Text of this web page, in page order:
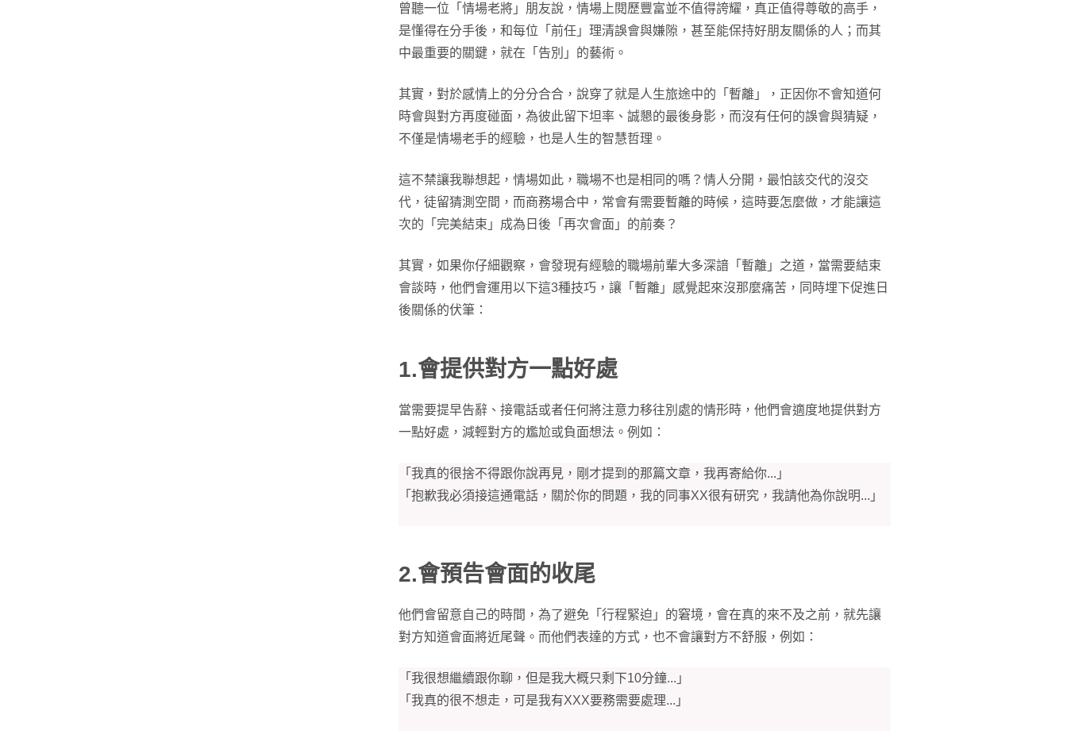
曾聽一位「情場老將」朋友說，情場上閱歷豐富並不值得誇耀，真正值得尊敬的高手，
是懂得在分手後，和每位「前任」理清誤會與嫌隙，甚至能保持好朋友關係的人；而其
中最重要的關鍵，就在「告別」的藝術。
其實，對於感情上的分分合合，說穿了就是人生旅途中的「暫離」，正因你不會知道何
時會與對方再度碰面，為彼此留下坦率、誠懇的最後身影，而沒有任何的誤會與猜疑，
不僅是情場老手的經驗，也是人生的智慧哲理。
這不禁讓我聯想起，情場如此，職場不也是相同的嗎？情人分開，最怕該交代的沒交
代，徒留猜測空間，而商務場合中，常會有需要暫離的時候，這時要怎麼做，才能讓這
次的「完美結束」成為日後「再次會面」的前奏？
其實，如果你仔細觀察，會發現有經驗的職場前輩大多深諳「暫離」之道，當需要結束
會談時，他們會運用以下這3種技巧，讓「暫離」感覺起來沒那麼痛苦，同時埋下促進日
後關係的伏筆：
1.會提供對方一點好處
當需要提早告辭、接電話或者任何將注意力移往別處的情形時，他們會適度地提供對方
一點好處，減輕對方的尷尬或負面想法。例如：
「我真的很捨不得跟你說再見，剛才提到的那篇文章，我再寄給你...」
「抱歉我必須接這通電話，關於你的問題，我的同事XX很有研究，我請他為你說明...」
2.會預告會面的收尾
他們會留意自己的時間，為了避免「行程緊迫」的窘境，會在真的來不及之前，就先讓
對方知道會面將近尾聲。而他們表達的方式，也不會讓對方不舒服，例如：
「我很想繼續跟你聊，但是我大概只剩下10分鐘...」
「我真的很不想走，可是我有XXX要務需要處理...」